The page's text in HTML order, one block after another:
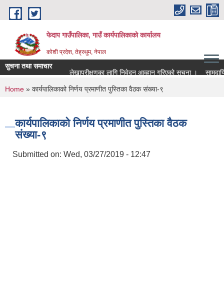
Skip to main content
फेदाप गाउँपालिका, गाउँ कार्यपालिकाको कार्यालय
कोशी प्रदेश, तेह्रथुम, नेपाल
सुचना तथा समाचार
लेखापरीक्षणका लागि निवेदन आव्हान गरिएको सूचना ।
You are here
Home » कार्यपालिकाको निर्णय प्रमाणीत पुस्तिका वैठक संख्या-९
कार्यपालिकाको निर्णय प्रमाणीत पुस्तिका वैठक
संख्या-९
Submitted on: Wed, 03/27/2019 - 12:47